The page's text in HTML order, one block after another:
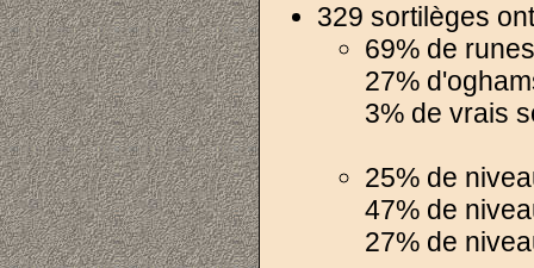
329 sortilèges
69% de runes
27%
3% de vrais
25% de
47% de
27% de